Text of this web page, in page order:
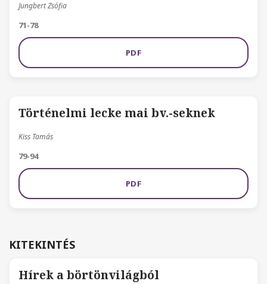
Jungbert Zsófia
71-78
PDF
Történelmi lecke mai bv.-seknek
Kiss Tamás
79-94
PDF
KITEKINTÉS
Hírek a börtönvilágból